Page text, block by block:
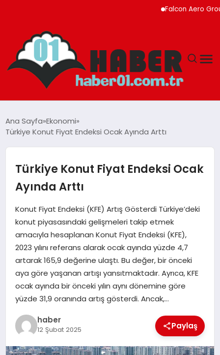
Falcon Aero Group,
ADANA
YAŞAM
GÜNDEM
MAGAZIN
Ana Sayfa Ekonomi
Türkiye Konut Fiyat Endeksi Ocak Ayında Arttı
Türkiye Konut Fiyat Endeksi Ocak
Ayında Arttı
Konut Fiyat Endeksi (KFE) Artış Gösterdi Türkiye’deki
konut piyasasındaki gelişmeleri takip etmek
amacıyla hesaplanan Konut Fiyat Endeksi (KFE),
2023 yılını referans alarak ocak ayında yüzde 4,7
artarak 165,9 değerine ulaştı. Bu değer, bir önceki
aya göre yaşanan artışı yansıtmaktadır. Ayrıca, KFE
ocak ayında bir önceki yılın aynı dönemine göre
yüzde 31,9 oranında artış gösterdi. Ancak,…
haber
12 Şubat 2025 Paylaş